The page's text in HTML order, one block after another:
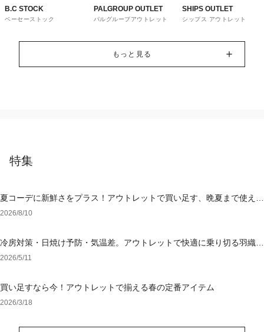
B.C STOCK
ベーセーストック
PALGROUP OUTLET
パルグループアウトレット
SHIPS OUTLET
シップス アウトレット
もっと見る
特集
夏コーデに新鮮さをプラス！アウトレットで買い足す、晩夏まで使える
アイテム
2026/8/10
冷房対策・日焼け予防・気温差。アウトレットで快適に乗り切る羽織り
選び
2026/5/11
買い足すなら今！アウトレットで揃える春の定番アイテム
2026/3/18